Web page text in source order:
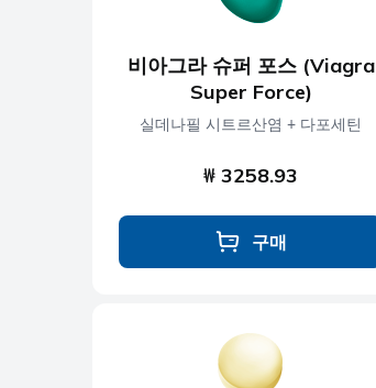
비아그라 슈퍼 포스 (Viagra
Super Force)
실데나필 시트르산염 + 다포세틴
₩ 3258.93
구매